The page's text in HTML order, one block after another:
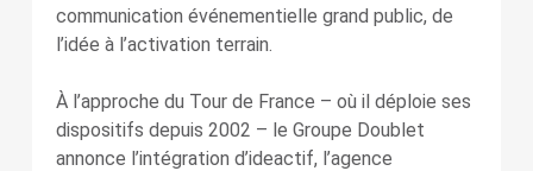
communication événementielle grand public, de
l’idée à l’activation terrain.
À l’approche du Tour de France – où il déploie ses
dispositifs depuis 2002 – le Groupe Doublet
annonce l’intégration d’ideactif, l’agence